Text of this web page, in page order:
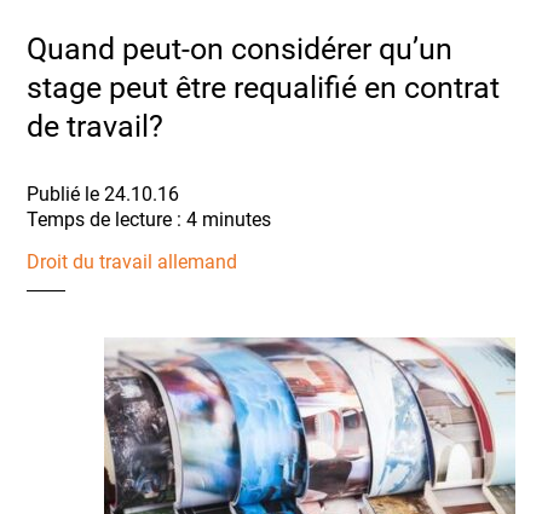
Quand peut-on considérer qu’un
stage peut être requalifié en contrat
de travail?
Publié le 24.10.16
Droit du travail allemand